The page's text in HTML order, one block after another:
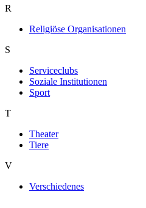
R
Religiöse Organisationen
S
Serviceclubs
Soziale Institutionen
Sport
T
Theater
Tiere
V
Verschiedenes